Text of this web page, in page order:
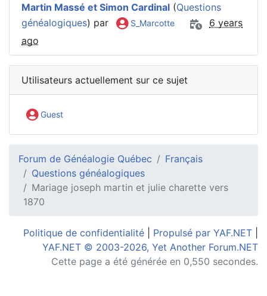
Martin Massé et Simon Cardinal (Questions
généalogiques) par S_Marcotte
6 years
ago
Utilisateurs actuellement sur ce sujet
Guest
Forum de Généalogie Québec
Français
Questions généalogiques
Mariage joseph martin et julie charette vers
1870
Politique de confidentialité Propulsé par YAF.NET
YAF.NET © 2003-2026, Yet Another Forum.NET
Cette page a été générée en 0,550 secondes.